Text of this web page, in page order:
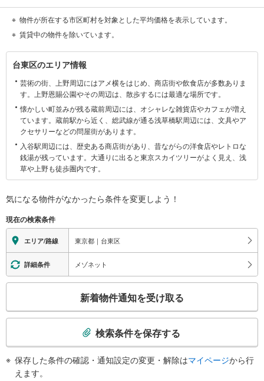
物件が所在する市区町村を対象とした平均価格を表示しています。
賃貸中の物件を除いています。
台
東
区
関
情
報
台東区のエリア情報
芸術の街、上野周辺にはアメ横をはじめ、商店街や飲食店が多数ありま
す。上野恩賜公園やその周辺は、散歩するには最適な場所です。
懐かしい町並みが残る蔵前周辺には、オシャレな雑貨店やカフェが増え
ています。蔵前駅から近く、総武線が通る浅草橋駅周辺には、文具やア
クセサリーなどの問屋街があります。
入谷駅周辺には、歴史ある商店街があり、昔ながらの洋食店やレトロな
銭湯が残っています。大通りに出ると東京スカイツリーがよく見え、浅
草や上野も徒歩圏内です。
気になる物件がなかったら条件を変更しよう！
現在の検索条件
エリア/路線 東京都｜台東区
詳細条件 メゾネット
検
新着物件通知を受け取る
検索条件を保存する
保存した条件の確認・通知設定の変更・解除はマイページから行
えます。